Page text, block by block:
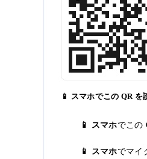
📱 スマホでこの QR を
📱 スマホでこの
📱 スマホでマイ